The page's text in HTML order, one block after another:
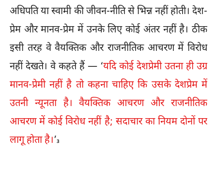
अधिपति या स्वामी की जीवन-नीति से भिन्न नहीं होती। देश-
प्रेम और मानव-प्रेम में उनके लिए कोई अंतर नहीं है। ठीक
इसी तरह वे वैयक्तिक और राजनीतिक आचरण में विरोध
नहीं देखते। वे कहते हैं — ‘यदि कोई देशप्रेमी उतना ही उग्र
मानव-प्रेमी नहीं है तो कहना चाहिए कि उसके देशप्रेम में
उतनी न्यूनता है। वैयक्तिक आचरण और राजनीतिक
आचरण में कोई विरोध नहीं है; सदाचार का नियम दोनों पर
लागू होता है।’3